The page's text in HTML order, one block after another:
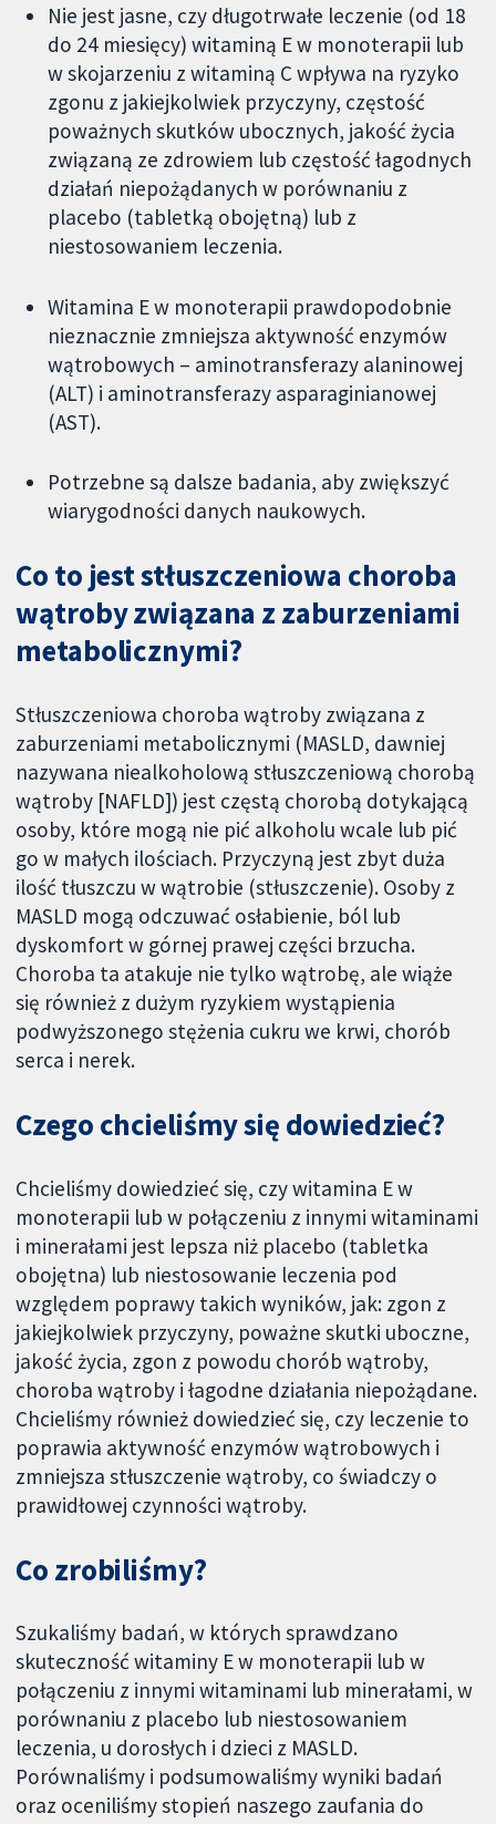
Nie jest jasne, czy długotrwałe leczenie (od 18
do 24 miesięcy) witaminą E w monoterapii lub
w skojarzeniu z witaminą C wpływa na ryzyko
zgonu z jakiejkolwiek przyczyny, częstość
poważnych skutków ubocznych, jakość życia
związaną ze zdrowiem lub częstość łagodnych
działań niepożądanych w porównaniu z
placebo (tabletką obojętną) lub z
niestosowaniem leczenia.
Witamina E w monoterapii prawdopodobnie
nieznacznie zmniejsza aktywność enzymów
wątrobowych – aminotransferazy alaninowej
(ALT) i aminotransferazy asparaginianowej
(AST).
Potrzebne są dalsze badania, aby zwiększyć
wiarygodności danych naukowych.
Co to jest stłuszczeniowa choroba
wątroby związana z zaburzeniami
metabolicznymi?
Stłuszczeniowa choroba wątroby związana z
zaburzeniami metabolicznymi (MASLD, dawniej
nazywana niealkoholową stłuszczeniową chorobą
wątroby [NAFLD]) jest częstą chorobą dotykającą
osoby, które mogą nie pić alkoholu wcale lub pić
go w małych ilościach. Przyczyną jest zbyt duża
ilość tłuszczu w wątrobie (stłuszczenie). Osoby z
MASLD mogą odczuwać osłabienie, ból lub
dyskomfort w górnej prawej części brzucha.
Choroba ta atakuje nie tylko wątrobę, ale wiąże
się również z dużym ryzykiem wystąpienia
podwyższonego stężenia cukru we krwi, chorób
serca i nerek.
Czego chcieliśmy się dowiedzieć?
Chcieliśmy dowiedzieć się, czy witamina E w
monoterapii lub w połączeniu z innymi witaminami
i minerałami jest lepsza niż placebo (tabletka
obojętna) lub niestosowanie leczenia pod
względem poprawy takich wyników, jak: zgon z
jakiejkolwiek przyczyny, poważne skutki uboczne,
jakość życia, zgon z powodu chorób wątroby,
choroba wątroby i łagodne działania niepożądane.
Chcieliśmy również dowiedzieć się, czy leczenie to
poprawia aktywność enzymów wątrobowych i
zmniejsza stłuszczenie wątroby, co świadczy o
prawidłowej czynności wątroby.
Co zrobiliśmy?
Szukaliśmy badań, w których sprawdzano
skuteczność witaminy E w monoterapii lub w
połączeniu z innymi witaminami lub minerałami, w
porównaniu z placebo lub niestosowaniem
leczenia, u dorosłych i dzieci z MASLD.
Porównaliśmy i podsumowaliśmy wyniki badań
oraz oceniliśmy stopień naszego zaufania do